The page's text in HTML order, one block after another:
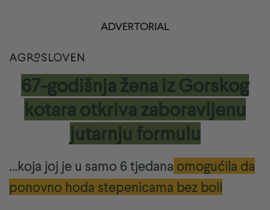
ADVERTORIAL
67-godišnja žena iz Gorskog
kotara otkriva zaboravljenu
jutarnju formulu
…koja joj je u samo 6 tjedana omogućila da
ponovno hoda stepenicama bez boli